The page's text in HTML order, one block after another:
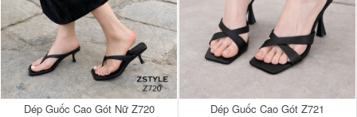
Dép Guốc Cao Gót Nữ Z720
Dép Guốc Cao Gót Z721